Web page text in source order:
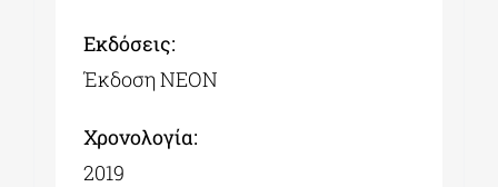
Εκδόσεις:
Έκδοση ΝΕΟΝ
Χρονολογία:
2019